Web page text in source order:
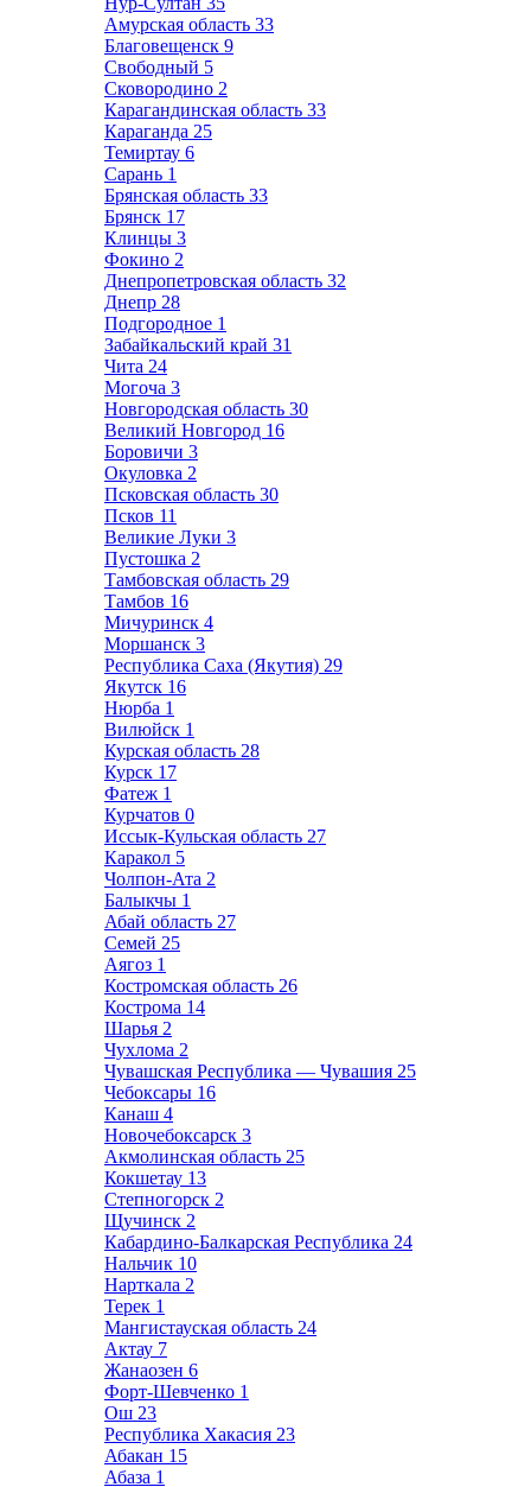
Амурская область 33
Благовещенск 9
Свободный 5
Сковородино 2
Карагандинская область 33
Караганда 25
Темиртау 6
Сарань 1
Брянская область 33
Брянск 17
Клинцы 3
Фокино 2
Днепропетровская область 32
Днепр 28
Подгородное 1
Забайкальский край 31
Чита 24
Могоча 3
Новгородская область 30
Великий Новгород 16
Боровичи 3
Окуловка 2
Псковская область 30
Псков 11
Великие Луки 3
Пустошка 2
Тамбовская область 29
Тамбов 16
Мичуринск 4
Моршанск 3
Республика Саха (Якутия) 29
Якутск 16
Нюрба 1
Вилюйск 1
Курская область 28
Курск 17
Фатеж 1
Курчатов 0
Иссык-Кульская область 27
Каракол 5
Чолпон-Ата 2
Балыкчы 1
Абай область 27
Семей 25
Аягоз 1
Костромская область 26
Кострома 14
Шарья 2
Чухлома 2
Чувашская Республика — Чувашия 25
Чебоксары 16
Канаш 4
Новочебоксарск 3
Акмолинская область 25
Кокшетау 13
Степногорск 2
Щучинск 2
Кабардино-Балкарская Республика 24
Нальчик 10
Нарткала 2
Терек 1
Мангистауская область 24
Актау 7
Жанаозен 6
Форт-Шевченко 1
Ош 23
Республика Хакасия 23
Абакан 15
Абаза 1